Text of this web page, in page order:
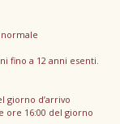
fino a 12 anni esenti.
giorno d’arrivo
ore 16:00 del giorno